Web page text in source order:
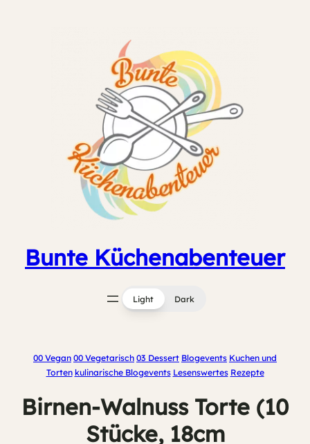
Bunte Küchenabenteuer
Light Dark
00 Vegan 00 Vegetarisch 03 Dessert Blogevents Kuchen und
Torten kulinarische Blogevents Lesenswertes Rezepte
Birnen-Walnuss Torte (10
Stücke, 18cm